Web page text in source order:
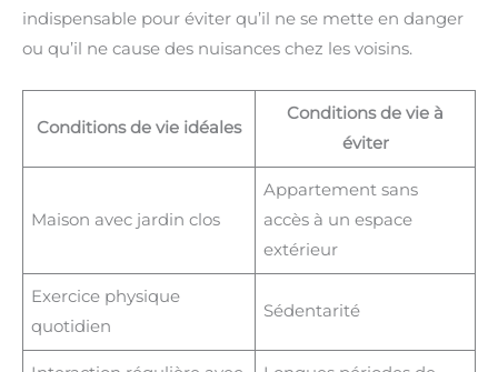
indispensable pour éviter qu’il ne se mette en danger
ou qu’il ne cause des nuisances chez les voisins.
Conditions de vie idéales
Conditions de vie à
éviter
Maison avec jardin clos
Appartement sans
accès à un espace
extérieur
Exercice physique
quotidien
Sédentarité